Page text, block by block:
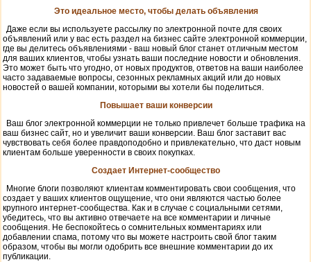
Это идеальное место, чтобы делать объявления
Даже если вы используете рассылку по электронной почте для своих
объявлений или у вас есть раздел на бизнес сайте электронной коммерции,
где вы делитесь объявлениями - ваш новый блог станет отличным местом
для ваших клиентов, чтобы узнать ваши последние новости и обновления.
Это может быть что угодно, от новых продуктов, ответов на ваши наиболее
часто задаваемые вопросы, сезонных рекламных акций или до новых
новостей о вашей компании, которыми вы хотели бы поделиться.
Повышает ваши конверсии
Ваш блог электронной коммерции не только привлечет больше трафика на
ваш бизнес сайт, но и увеличит ваши конверсии. Ваш блог заставит вас
чувствовать себя более правдоподобно и привлекательно, что даст новым
клиентам больше уверенности в своих покупках.
Создает Интернет-сообщество
Многие блоги позволяют клиентам комментировать свои сообщения, что
создает у ваших клиентов ощущение, что они являются частью более
крупного интернет-сообщества. Как и в случае с социальными сетями,
убедитесь, что вы активно отвечаете на все комментарии и личные
сообщения. Не беспокойтесь о сомнительных комментариях или
добавлении спама, потому что вы можете настроить свой блог таким
образом, чтобы вы могли одобрить все внешние комментарии до их
публикации.